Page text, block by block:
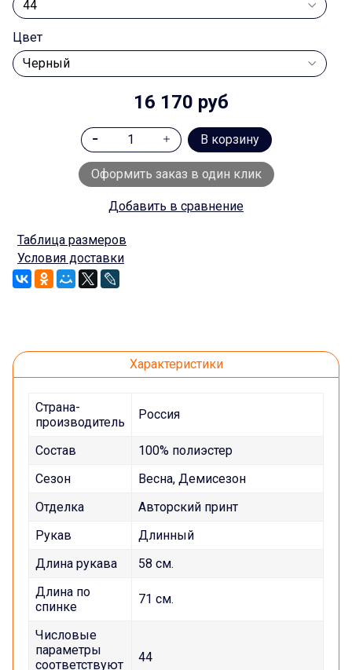
Цвет
16 170 руб
В корзину
Оформить заказ в один клик
Добавить в сравнение
Таблица размеров
Условия доставки
Характеристики
Страна-
производитель
Россия
Состав
100% полиэстер
Сезон
Весна, Демисезон
Отделка
Авторский принт
Рукав
Длинный
Длина рукава
58 см.
Длина по
спинке
71 см.
Числовые
параметры
соответствуют
44